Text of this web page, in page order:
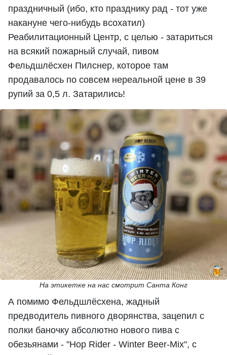
праздничный (ибо, кто празднику рад - тот уже
накануне чего-нибудь всохатил)
Реабилитационный Центр, с целью - затариться
на всякий пожарный случай, пивом
Фельдшлёсхен Пилснер, которое там
продавалось по совсем нереальной цене в 39
рупий за 0,5 л. Затарились!
На этикетке на нас смотрит Санта Конг
А помимо Фельдшлёсхена, жадный
предводитель пивного дворянства, зацепил с
полки баночку абсолютно нового пива с
обезьянами - "Hop Rider - Winter Beer-Mix", с